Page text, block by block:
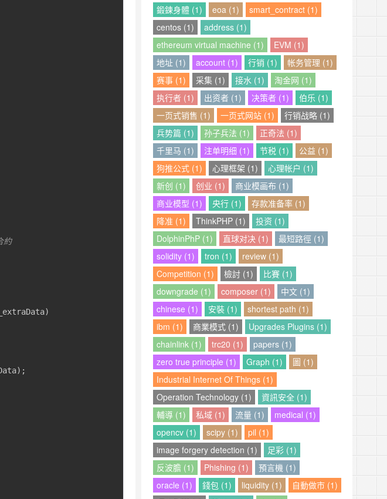
約
)
);
鍛鍊身體 (1)
eoa (1)
smart_contract (1)
centos (1)
address (1)
ethereum virtual machine (1)
EVM (1)
地址 (1)
account (1) 行销 (1)
帐务管理 (1)
赛事 (1)
采集 (1) 接水 (1)
淘金网 (1)
执行者 (1)
出资者 (1) 决策者 (1)
伯乐 (1)
一页式销售 (1)
一页式网站 (1)
行销战略 (1)
兵势篇 (1)
孙子兵法 (1)
正奇法 (1)
千里马 (1)
注单明细 (1) 节税 (1)
公益 (1)
狗推公式 (1)
心理框架 (1)
心理帐户 (1)
新创 (1)
创业 (1)
商业模画布 (1)
商业模型 (1)
央行 (1)
存款准备率 (1)
降准 (1)
ThinkPHP (1)
投资 (1)
DolphinPhP (1)
直球对决 (1)
最短路徑 (1)
solidity (1)
tron (1)
review (1)
Competition (1)
檢討 (1)
比賽 (1)
downgrade (1)
composer (1)
中文 (1)
chinese (1)
安裝 (1)
shortest path (1)
ibm (1)
商業模式 (1)
Upgrades Plugins (1)
chainlink (1)
trc20 (1)
papers (1)
zero true principle (1)
Graph (1)
圖 (1)
Industrial Internet Of Things (1)
Operation Technology (1)
資訊安全 (1)
輔導 (1)
私域 (1) 流量 (1)
medical (1)
opencv (1)
scipy (1)
pil (1)
image forgery detection (1)
足彩 (1)
反波膽 (1)
Phishing (1)
預言機 (1)
oracle (1)
錢包 (1) liquidity (1)
自動做市 (1)